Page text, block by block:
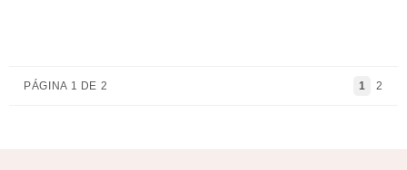
PÁGINA 1 DE 2 1 2